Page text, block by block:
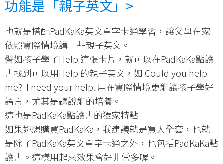
功能是「親子英文」 >
也就是搭配PadKaKa英文單字卡通學習，讓父母在家
依照實際情境講一些親子英文。
譬如孩子學了Help 這張卡片，就可以在PadKaKa點讀
書找到可以用Help 的親子英文，如 Could you help
me? I need your help. 用在實際情境更能讓孩子學好
語言，尤其是聽說能的培養。
這也是PadKaKa點讀書的獨家特點
如果妳想購買PadKaKa，我建議就是買大全套，也就
是除了PadKaKa英文單字卡通之外，也包括PadKaKa點
讀書。這樣用起來效果會好非常多喔。